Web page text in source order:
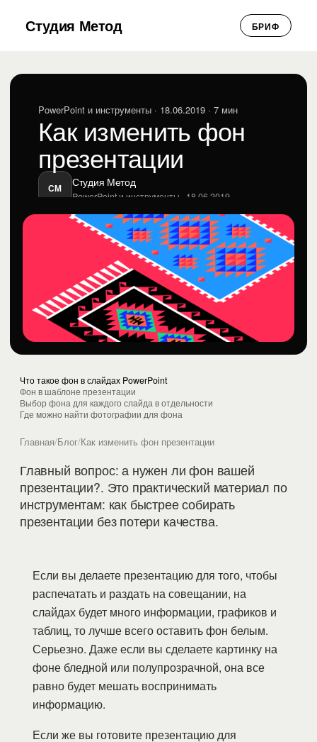
Студия Метод БРИФ
PowerPoint и инструменты · 18.06.2019 · 7 мин
Как изменить фон
презентации
СМ Студия Метод
PowerPoint и инструменты · 18.06.2019
Что такое фон в слайдах PowerPoint
Фон в шаблоне презентации
Выбор фона для каждого слайда в отдельности
Где можно найти фотографии для фона
Главная/Блог/Как изменить фон презентации
Главный вопрос: а нужен ли фон вашей
презентации?. Это практический материал по
инструментам: как быстрее собирать
презентации без потери качества.
Если вы делаете презентацию для того, чтобы
распечатать и раздать на совещании, на
слайдах будет много информации, графиков и
таблиц, то лучше всего оставить фон белым.
Серьезно. Даже если вы сделаете картинку на
фоне бледной или полупрозрачной, она все
равно будет мешать воспринимать
информацию.
Если же вы готовите презентацию для